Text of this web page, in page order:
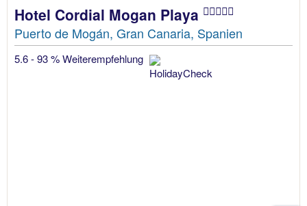
Hotel Cordial Mogan Playa
Puerto de Mogán, Gran Canaria, Spanien
5.6 - 93 % Weiterempfehlung